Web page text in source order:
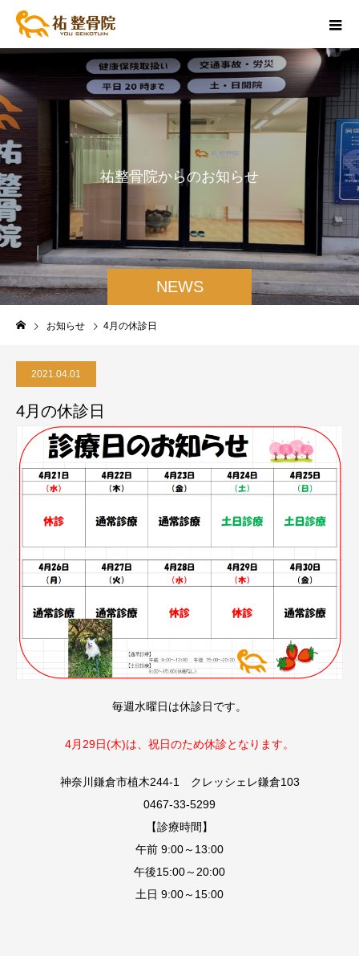
NEWS
祐整骨院からのお知 らせ
お知らせ 4月の休診日
2021.04.01
4月の休診日
毎週水曜日は休診日です。
4月29日(木)は、 祝日のため休診となります。
神奈川鎌倉市植木244-1 クレッシェレ鎌倉103
0467-33-5299
【診療時間】
午前 9:00～13:00
午後15:00～20:00
土日 9:00～15:00